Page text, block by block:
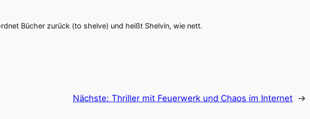
Bücher zurück (to shelve) und heißt Shelvin, wie nett.
Nächste: Thriller mit Feuerwerk und Chaos im Internet →